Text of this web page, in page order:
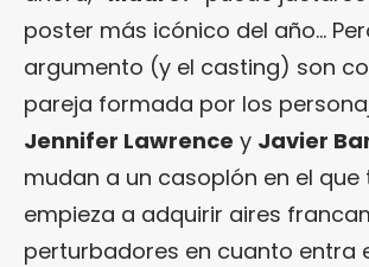
poster más icónico del año…
argumento (y el casting) son
pareja formada por los
Jennifer Lawrence y Javier
mudan a un casoplón en el que
empieza a adquirir aires
perturbadores en cuanto entra